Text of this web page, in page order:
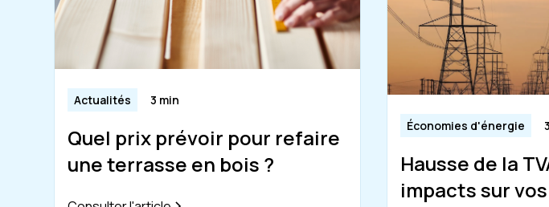
Actualités 3 min
Quel prix prévoir pour refaire
une terrasse en bois ?
Économies d'énergie
Hausse de la
impacts sur